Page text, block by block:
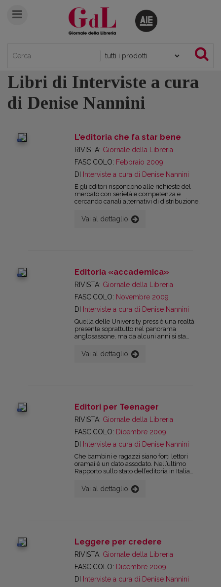
Libri di Interviste a cura
di Denise Nannini
L'editoria che fa star bene
RIVISTA: Giornale della Libreria
FASCICOLO: Febbraio 2009
DI
Interviste a cura di Denise Nannini
E gli editori rispondono alle richieste del
mercato con serietà e competenza e
cercando canali alternativi di distribuzione.
Vai al dettaglio
Editoria «accademica»
RIVISTA: Giornale della Libreria
FASCICOLO: Novembre 2009
DI
Interviste a cura di Denise Nannini
Quella delle University press è una realtà
presente soprattutto nel panorama
anglosassone, ma da alcuni anni si sta
anno nascono nuove Up (in questo 2009
registriamo, a titolo d’esempio, la nascita, lo
tradizionali – per ragioni di tempo e anche
di frammentazione dei percorsi di studi –
non riuscivano a far fronte. Ed infatti
dell’esistenza delle Up italiane è
sicuramente il rafforzamento della
conoscenza, della diffusione e dell’impatto
di pubblicazioni di qualità legate ai risultati
della ricerca scientifica italiana a livello
nazionale e internazionale.
Vai al dettaglio
Editori per Teenager
RIVISTA: Giornale della Libreria
FASCICOLO: Dicembre 2009
DI
Interviste a cura di Denise Nannini
Che bambini e ragazzi siano forti lettori
oramai è un dato assodato. Nell’ultimo
Rapporto sullo stato dell’editoria in Italia
popolazione che va dai 6 ai 17 anni legge di
più rispetto alla media della popolazione
Vai al dettaglio
Leggere per credere
RIVISTA: Giornale della Libreria
FASCICOLO: Dicembre 2009
DI
Interviste a cura di Denise Nannini